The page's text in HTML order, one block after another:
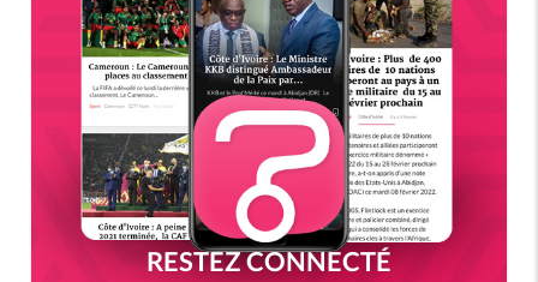
RESTEZ CONNECTÉ